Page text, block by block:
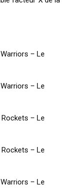
– Le
– Le
– Le
– Le
– Le